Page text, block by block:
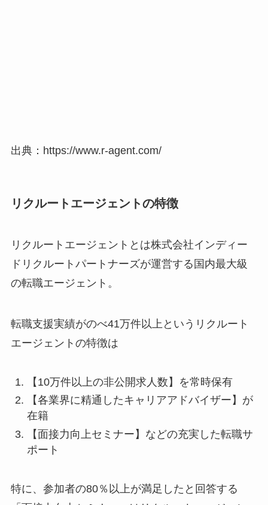
出典：https://www.r-agent.com/
リクルートエージェントの特徴
リクルートエージェントとは株式会社インディー
ドリクルートパートナーズが運営する国内最大級
の転職エージェント。
転職支援実績がのべ41万件以上というリクルート
エージェントの特徴は
【10万件以上の非公開求人数】を常時保有
【各業界に精通したキャリアアドバイザー】が
在籍
【面接力向上セミナー】などの充実した転職サ
ポート
特に、参加者の80％以上が満足したと回答する